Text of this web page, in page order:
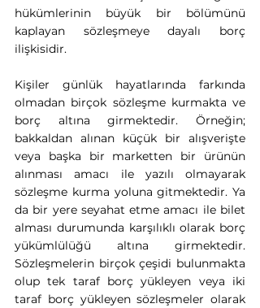
hükümlerinin büyük bir bölümünü
kaplayan sözleşmeye dayalı borç
ilişkisidir.
Kişiler günlük hayatlarında farkında
olmadan birçok sözleşme kurmakta ve
borç altına girmektedir. Örneğin;
bakkaldan alınan küçük bir alışverişte
veya başka bir marketten bir ürünün
alınması amacı ile yazılı olmayarak
sözleşme kurma yoluna gitmektedir. Ya
da bir yere seyahat etme amacı ile bilet
alması durumunda karşılıklı olarak borç
yükümlülüğü altına girmektedir.
Sözleşmelerin birçok çeşidi bulunmakta
olup tek taraf borç yükleyen veya iki
taraf borç yükleyen sözleşmeler olarak